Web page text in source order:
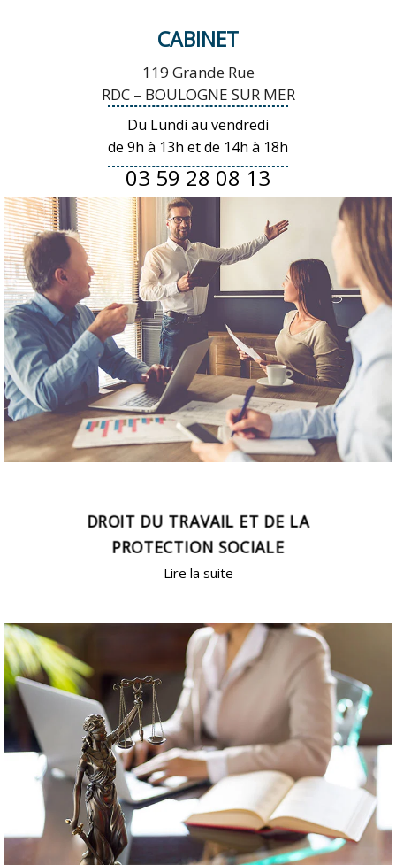
CABINET
119 Grande Rue
RDC – BOULOGNE SUR MER
Du Lundi au vendredi
de 9h à 13h et de 14h à 18h
03 59 28 08 13
DROIT DU TRAVAIL ET DE LA
PROTECTION SOCIALE
Lire la suite